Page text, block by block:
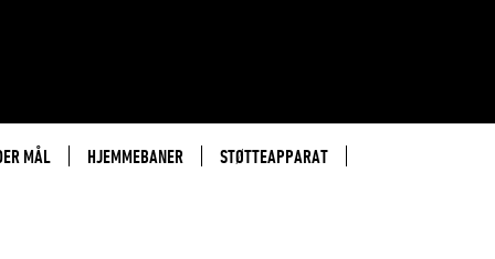
MÅL HJEMMEBANER STØTTEAPPARAT